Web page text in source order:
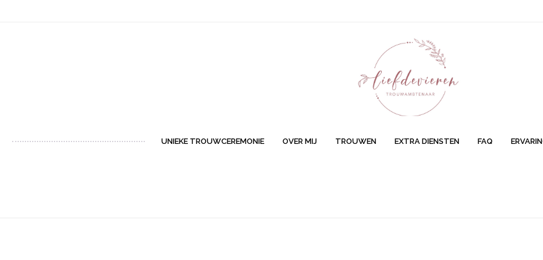
UNIEKE TROUWCEREMONIE OVER MIJ TROUWEN EXTRA DIENSTEN FAQ